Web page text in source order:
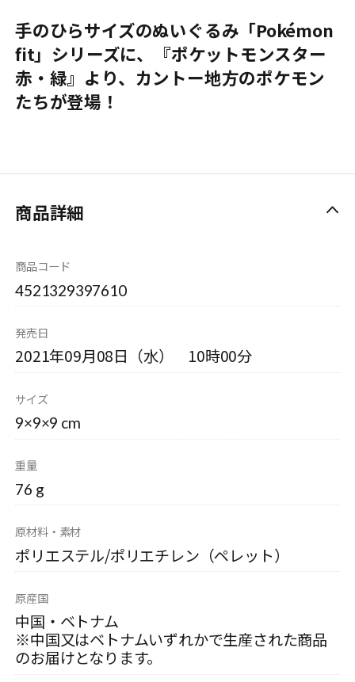
手のひらサイズのぬいぐるみ「Pokémon
fit」シリーズに、『ポケットモンスター
赤・緑』より、カントー地方のポケモン
たちが登場！
商品詳細
商品コード
4521329397610
発売日
2021年09月08日（水） 10時00分
サイズ
9×9×9 cm
重量
76 g
原材料・素材
ポリエステル/ポリエチレン（ペレット）
原産国
中国・ベトナム
※中国又はベトナムいずれかで生産された商品
のお届けとなります。